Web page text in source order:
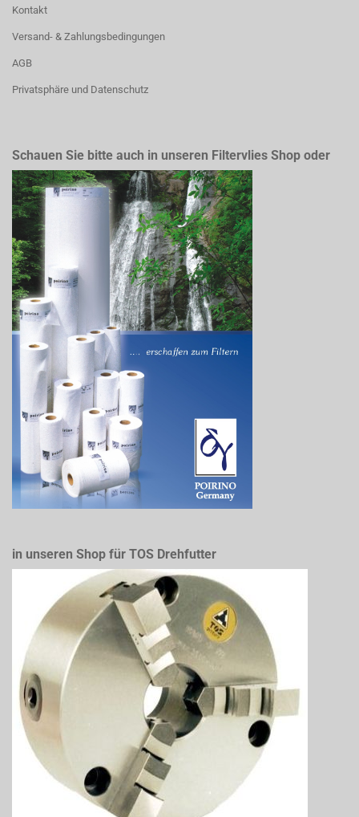
Kontakt
Versand- & Zahlungsbedingungen
AGB
Privatsphäre und Datenschutz
Schauen Sie bitte auch in unseren Filtervlies Shop oder
in unseren Shop für TOS Drehfutter